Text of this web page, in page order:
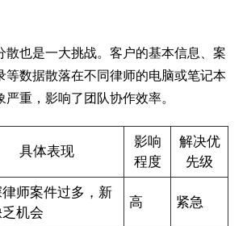
散也是一大挑战。客户的基本信息、案
等数据散落在不同律师的电脑或笔记本
重，影响了团队协作效率。
具体表现
影响
程度
解决优
先级
师案件过多，新
乏机会
高 紧急